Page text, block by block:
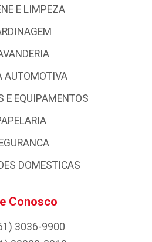
E LIMPEZA
AUTOMOTIVA
E EQUIPAMENTOS
DOMESTICAS
Conosco
3036-9900